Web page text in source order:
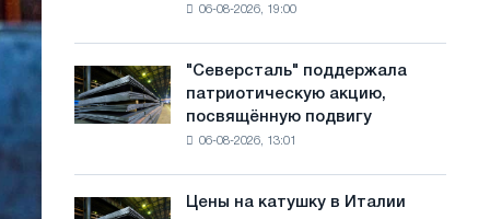
с
а
й
т
а
июле
с
года
06-08-2026, 19:00
"Северсталь"
поддержала
патриотическую
советской
"Северсталь" поддержала
патриотическую акцию,
посвящённую подвигу
06-08-2026, 13:01
Цены
Цены на катушку в Италии